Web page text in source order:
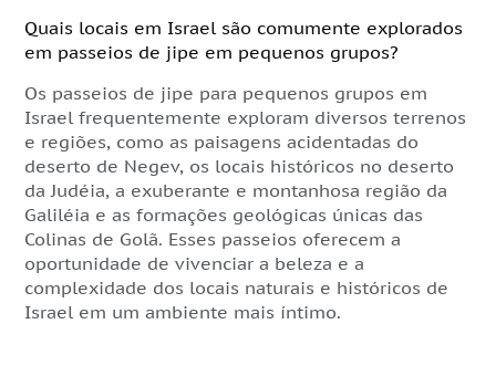
Quais locais em Israel são comumente explorados
em passeios de jipe em pequenos grupos?
Os passeios de jipe para pequenos grupos em
Israel frequentemente exploram diversos terrenos
e regiões, como as paisagens acidentadas do
deserto de Negev, os locais históricos no deserto
da Judéia, a exuberante e montanhosa região da
Galiléia e as formações geológicas únicas das
Colinas de Golã. Esses passeios oferecem a
oportunidade de vivenciar a beleza e a
complexidade dos locais naturais e históricos de
Israel em um ambiente mais íntimo.